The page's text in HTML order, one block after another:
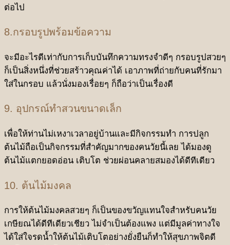
ต่อไป
8.กรอบรูปพร้อมข้อความ
จะมีอะไรดีเท่ากับการเก็บบันทึกความทรงจำดีๆ กรอบรูปสวยๆ
ก็เป็นสิ่งหนึ่งที่ช่วยสร้าวคุณค่าได้ เอาภาพที่ถ่ายกับคนที่รักมา
ใส่ในกรอบ แล้วนั่งมองเรื่อยๆ ก็ถือว่าเป็นเรื่องดี
9. อุปกรณ์ทำสวนขนาดเล็ก
เพื่อให้ท่านไม่เหงาเวลาอยู่บ้านและมีกิจกรรมทำ การปลูก
ต้นไม้ถือเป็นกิจกรรมที่สำคัญมากของคนวัยนี้เลย ได้มองดู
ต้นไม้แตกยอดอ่อน เติบโต ช่วยผ่อนคลายสมองได้ดีทีเดียว
10. ต้นไม้มงคล
การให้ต้นไม้มงคลสวยๆ ก็เป็นของขวัญแทนใจสำหรับคนวัย
เกษียณได้ดีทีเดียวเชียว ไม่จำเป็นต้องแพง แต่มีมูลค่าทางใจ
ได้ใส่ใจรดน้ำให้ต้นไม้เติบโตอย่างยั่งยืนก็ทำให้สุขภาพจิตดี